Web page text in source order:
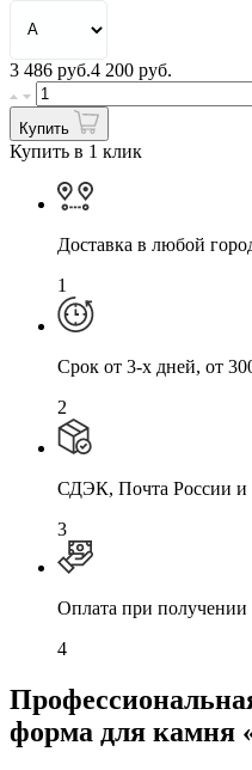
3 486 руб.4 200 руб.
Купить
Купить в 1 клик
Доставка в любой
1
Cрок от 3-х дней, от
2
СДЭК, Почта России и
3
Оплата при получении
4
форма для камня